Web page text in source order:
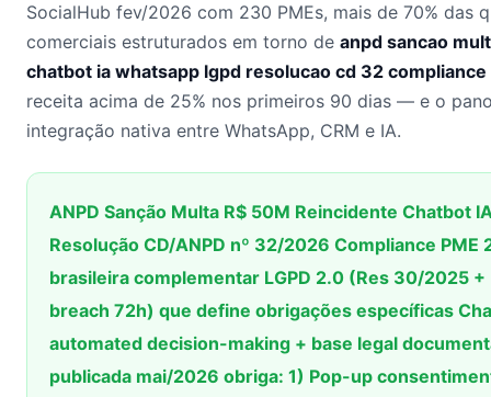
SocialHub fev/2026 com 230 PMEs, mais de 70% das
comerciais estruturados em torno de anpd sancao
chatbot ia whatsapp lgpd resolucao cd 32 compliance
receita acima de 25% nos primeiros 90 dias — e o
integração nativa entre WhatsApp, CRM e IA.
ANPD Sanção Multa R$ 50M Reincidente Chatbot
Resolução CD/ANPD nº 32/2026 Compliance PME
brasileira complementar LGPD 2.0 (Res 30/2025
breach 72h) que define obrigações específicas
automated decision-making + base legal
publicada mai/2026 obriga: 1) Pop-up